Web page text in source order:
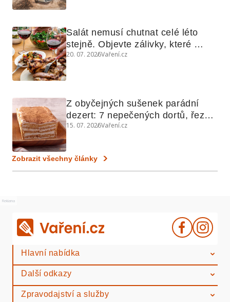
Salát nemusí chutnat celé léto
stejně. Objevte zálivky, které
využijete i na maso, nudle nebo
20. 07. 2026Vaření.cz
Z obyčejných sušenek parádní
dezert: 7 nepečených dortů, řezů
a koláčů
15. 07. 2026Vaření.cz
Zobrazit všechny články
Reklama
Hlavní nabídka
Další odkazy
Zpravodajství a služby